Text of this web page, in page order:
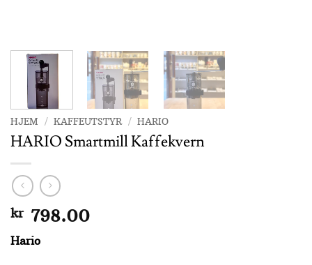
HJEM / KAFFEUTSTYR / HARIO
HARIO Smartmill Kaffekvern
kr798.00
Hario